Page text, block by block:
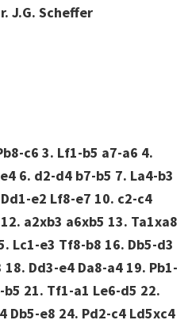
J.G. Scheffer
c6 3. Lf1-b5 a7-a6 4.
6. d2-d4 b7-b5 7. La4-b3
e2 Lf8-e7 10. c2-c4
a2xb3 a6xb5 13. Ta1xa8
Lc1-e3 Tf8-b8 16. Db5-d3
Dd3-e4 Da8-a4 19. Pb1-
21. Tf1-a1 Le6-d5 22.
Db5-e8 24. Pd2-c4 Ld5xc4